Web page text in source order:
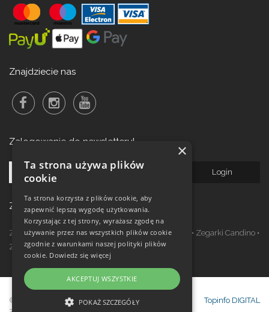
Znajdziecie nas
Zalogowanie do newsletteru!
Zegarki w ofercie
Zegarki Festina•Zegarki Kronaby•Zegarki Jaguar • Zegarki Candino •
Zegarki Lotus•Zegarki Calypso
© Copyright Janeba Time Sp. z o.o. 2017-
Topinfo DIGITAL
×
Ta strona używa plików
cookie
Ta strona korzysta z plików cookie, aby
zapewnić lepszą wygodę użytkowania.
Korzystając z tej strony, wyrażasz zgodę na
używanie przez nas wszystkich plików cookie
zgodnie z warunkami naszej polityki plików
cookie. Dowiedz się więcej
AKCEPTUJ WSZYSTKIE
POKAŻ SZCZEGÓŁY